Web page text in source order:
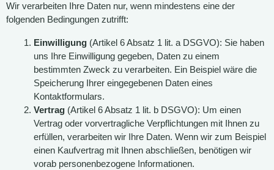
Wir verarbeiten Ihre Daten nur, wenn mindestens eine der
folgenden Bedingungen zutrifft:
Einwilligung (Artikel 6 Absatz 1 lit. a DSGVO): Sie haben
uns Ihre Einwilligung gegeben, Daten zu einem
bestimmten Zweck zu verarbeiten. Ein Beispiel wäre die
Speicherung Ihrer eingegebenen Daten eines
Kontaktformulars.
Vertrag (Artikel 6 Absatz 1 lit. b DSGVO): Um einen
Vertrag oder vorvertragliche Verpflichtungen mit Ihnen zu
erfüllen, verarbeiten wir Ihre Daten. Wenn wir zum Beispiel
einen Kaufvertrag mit Ihnen abschließen, benötigen wir
vorab personenbezogene Informationen.